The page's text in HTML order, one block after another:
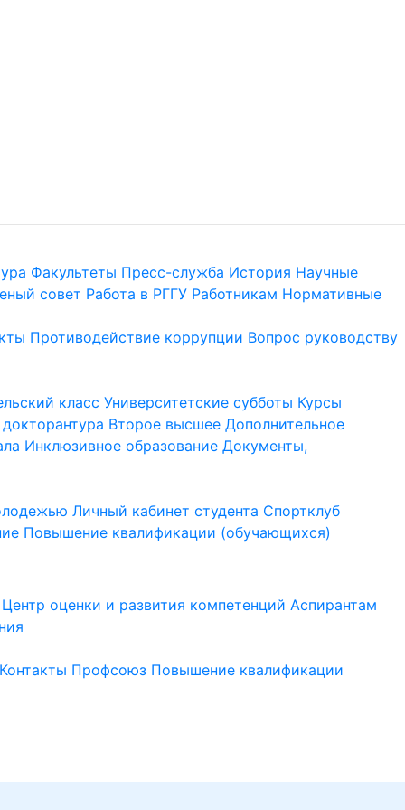
Факультеты Пресс-служба История Научные
совет Работа в РГГУ Работникам Нормативные
Противодействие коррупции Вопрос руководству
класс Университетские субботы Курсы
Второе высшее Дополнительное
Инклюзивное образование Документы,
Личный кабинет студента Спортклуб
Повышение квалификации (обучающихся)
Центр оценки и развития компетенций Аспирантам
Контакты Профсоюз Повышение квалификации